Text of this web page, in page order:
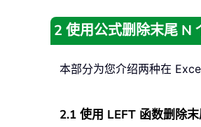
2 使用公式删除末尾 N
本部分为您介绍两种在
2.1 使用 LEFT 函数删除